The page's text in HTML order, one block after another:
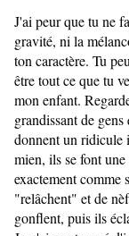
J'ai peur que tu ne
gravité, ni la
ton caractère. Tu
être tout ce que tu
mon enfant.
grandissant de
donnent un ridicule
mien, ils se font
exactement comme
"relâchent" et de
gonflent, puis ils